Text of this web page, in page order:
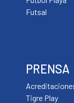
Futsal
PRENSA
Tigre Play